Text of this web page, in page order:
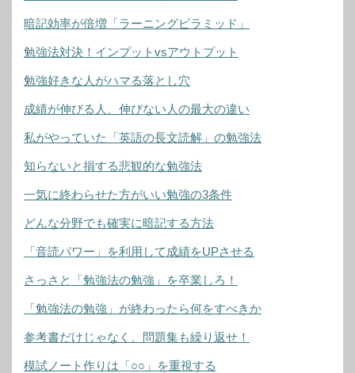
暗記効率が倍増「ラーニングピラミッド」
勉強法対決！インプットvsアウトプット
勉強好きな人がハマる落とし穴
成績が伸びる人、伸びない人の最大の違い
私がやっていた「英語の長文読解」の勉強法
知らないと損する悲観的な勉強法
一気に終わらせた方がいい勉強の3条件
どんな分野でも確実に暗記する方法
「音読パワー」を利用して成績をUPさせる
さっさと「勉強法の勉強」を卒業しろ！
「勉強法の勉強」が終わったら何をすべきか
参考書だけじゃなく、問題集も繰り返せ！
模試ノート作りは「○○」を重視する